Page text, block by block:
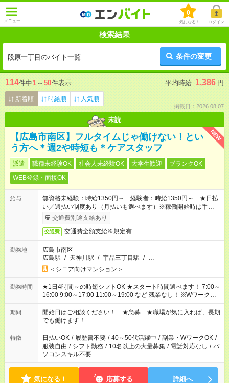
メニュー
0
気になる！ ログイン
検索結果
段原一丁目のバイト一覧 条件の変更
114件中1 ～ 50件表示 平均時給: 1,386 円
新着順 時給順 人気順
掲載日：2026.08.07
未読
NEW
【広島市南区】フルタイムじゃ働けない！とい
う方へ＊週2や時短も＊ケアスタッフ
派遣 職種未経験OK 社会人未経験OK 大学生歓迎
ブランクOK
WEB登録・面接OK
給与
無資格未経験：時給1350円～ 経験者：時給1350円～ ★日払
い／週払い制度あり（月払いも選べます）※稼働開始時は手続き
完了次第のお支払いとなります。
交通費別途支給あり
交通費 交通費全額支給※規定有
勤務地
広島市南区
広島駅 / 天神川駅 / 宇品三丁目駅 / …
＜シニア向けマンション＞
勤務時間
★1日4時間～の時短シフトOK ★スタート時間選べます！ 7:00～
16:00 9:00～17:00 11:00～19:00 など 残業なし！ ※Wワークの
場合、他のお仕事と合わせ週40時間超の就業はご案内できませ
ん ※法令に基づき、週20時間以上勤務は社会保険への加入対象
となります ※労働者派遣法（日雇い派遣の原則禁止）により、
短時間・短期間の就業はご案内が難しい場合があります
期間
開始日はご相談ください！ ★急募 ★職場が気に入れば、長期
でも働けます！
特徴 日払いOK / 履歴書不要 / 40～50代活躍中 / 副業・WワークOK /
服装自由 / シフト勤務 / 10名以上の大量募集 / 電話対応なし / パ
ソコンスキル不要
気になる！ 応募する 詳細へ